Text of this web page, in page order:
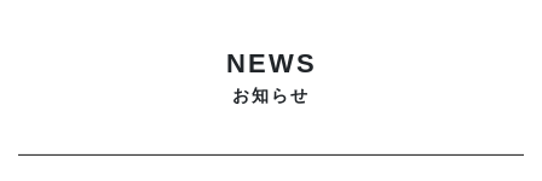
NEWS
お知らせ